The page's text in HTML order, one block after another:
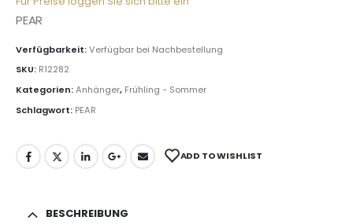
PEAR
Verfügbarkeit:Verfügbar bei Nachbestellung
SKU: R12282
Kategorien:Anhänger, Frühling - Sommer
Schlagwort: PEAR
ADD TO WISHLIST
BESCHREIBUNG